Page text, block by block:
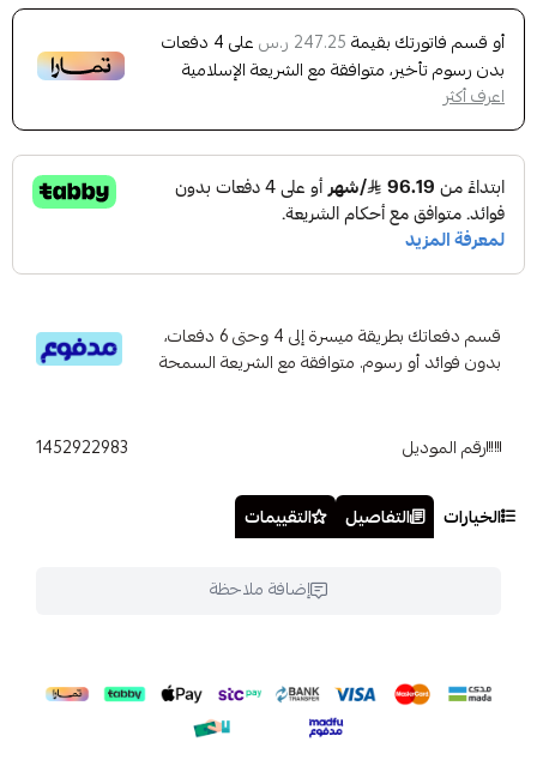
أو قسم فاتورتك بقيمة 247.25 ر.س على4 دفعات
بدون رسوم تأخير، متوافقة مع الشريعة الإسلامية
اعرف أكثر
قسم دفعاتك بطريقة ميسرة إلى 4 وحتى 6 دفعات،
بدون فوائد أو رسوم. متوافقة مع الشريعة السمحة
رقم الموديل 1452922983
الخيارات التفاصيل التقييمات
إضافة ملاحظة